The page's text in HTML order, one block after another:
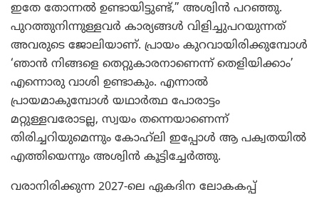
ഇതേ തോന്നൽ ഉണ്ടായിട്ടുണ്ട്,” അശ്വിൻ പറഞ്ഞു.
പുറത്തുനിന്നുള്ളവർ കാര്യങ്ങൾ വിളിച്ചുപറയുന്നത്
അവരുടെ ജോലിയാണ്. പ്രായം കുറവായിരിക്കുമ്പോൾ
‘ഞാൻ നിങ്ങളെ തെറ്റുകാരനാണെന്ന് തെളിയിക്കാം’
എന്നൊരു വാശി ഉണ്ടാകും. എന്നാൽ
പ്രായമാകുമ്പോൾ യഥാർത്ഥ പോരാട്ടം
മറ്റുള്ളവരോടല്ല, സ്വയം തന്നെയാണെന്ന്
തിരിച്ചറിയുമെന്നും കോഹ്‌ലി ഇപ്പോൾ ആ പക്വതയിൽ
എത്തിയെന്നും അശ്വിൻ കൂട്ടിച്ചേർത്തു.
വരാനിരിക്കുന്ന 2027-ലെ ഏകദിന ലോകകപ്പ്